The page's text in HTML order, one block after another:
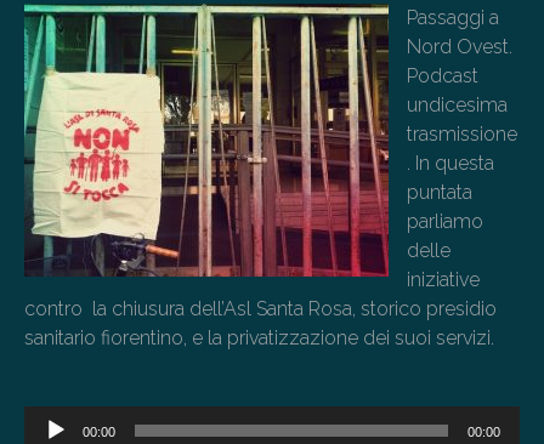
Passaggi a
Nord Ovest.
Podcast
undicesima
trasmissione
. In questa
puntata
parliamo
delle
iniziative
contro la chiusura dell’Asl Santa Rosa, storico presidio
sanitario fiorentino, e la privatizzazione dei suoi servizi.
Audio
00:00 00:00